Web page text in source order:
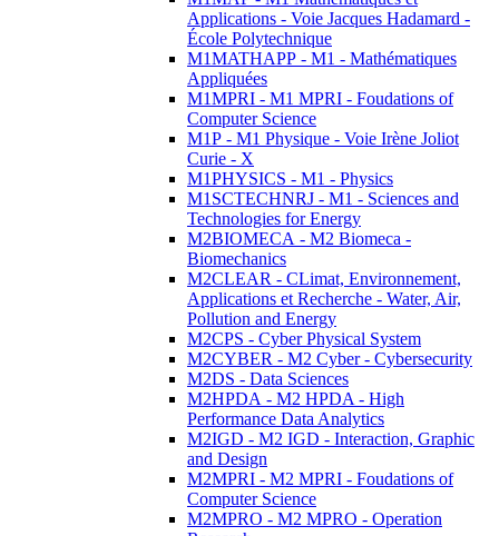
Applications - Voie Jacques Hadamard -
École Polytechnique
M1MATHAPP - M1 - Mathématiques
Appliquées
M1MPRI - M1 MPRI - Foudations of
Computer Science
M1P - M1 Physique - Voie Irène Joliot
Curie - X
M1PHYSICS - M1 - Physics
M1SCTECHNRJ - M1 - Sciences and
Technologies for Energy
M2BIOMECA - M2 Biomeca -
Biomechanics
M2CLEAR - CLimat, Environnement,
Applications et Recherche - Water, Air,
Pollution and Energy
M2CPS - Cyber Physical System
M2CYBER - M2 Cyber - Cybersecurity
M2DS - Data Sciences
M2HPDA - M2 HPDA - High
Performance Data Analytics
M2IGD - M2 IGD - Interaction, Graphic
and Design
M2MPRI - M2 MPRI - Foudations of
Computer Science
M2MPRO - M2 MPRO - Operation